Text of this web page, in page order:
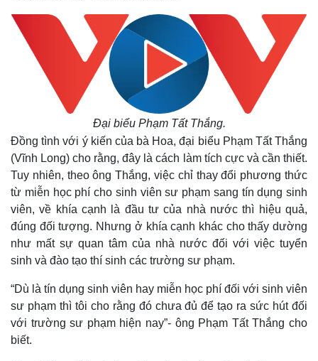
Đại biểu Phạm Tất Thắng.
Đồng tình với ý kiến của bà Hoa, đại biểu Phạm Tất Thắng
(Vĩnh Long) cho rằng, đây là cách làm tích cực và cần thiết.
Tuy nhiên, theo ông Thắng, việc chỉ thay đổi phương thức
từ miễn học phí cho sinh viên sư phạm sang tín dụng sinh
viên, về khía cạnh là đầu tư của nhà nước thì hiệu quả,
đúng đối tượng. Nhưng ở khía cạnh khác cho thấy dường
như mất sự quan tâm của nhà nước đối với việc tuyển
sinh và đào tạo thí sinh các trường sư phạm.
“Dù là tín dụng sinh viên hay miễn học phí đối với sinh viên
sư phạm thì tôi cho rằng đó chưa đủ để tạo ra sức hút đối
với trường sư phạm hiện nay”- ông Phạm Tất Thắng cho
biết.